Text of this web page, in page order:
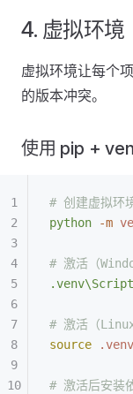
4. 虚拟环境
虚拟环境让每个
的版本冲突。
使用 pip +
# 创建虚拟环
python -m
# 激活（
# 激活（
source
# 激活后安装